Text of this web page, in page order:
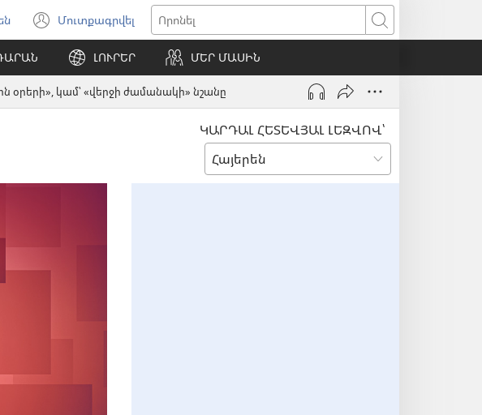
Մուտքագրվել
(բացվում
է
նոր
պատուհան)
Որոնել
ԼՈՒՐԵՐ ՄԵՐ ՄԱՍԻՆ
օրերի», կամ՝ «վերջի ժամանակի» նշանը
ԿԱՐԴԱԼ ՀԵՏԵՎՅԱԼ ԼԵԶՎՈՎ՝